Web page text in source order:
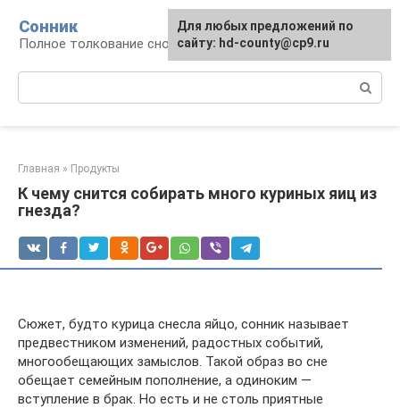
контенту
Сонник
Полное толкование снов
Главная » Продукты
К чему снится собирать много куриных яиц из
гнезда?
Сюжет, будто курица снесла яйцо, сонник называет
предвестником изменений, радостных событий,
многообещающих замыслов. Такой образ во сне
обещает семейным пополнение, а одиноким —
вступление в брак. Но есть и не столь приятные
Для любых предложений по
сайту: hd-county@cp9.ru